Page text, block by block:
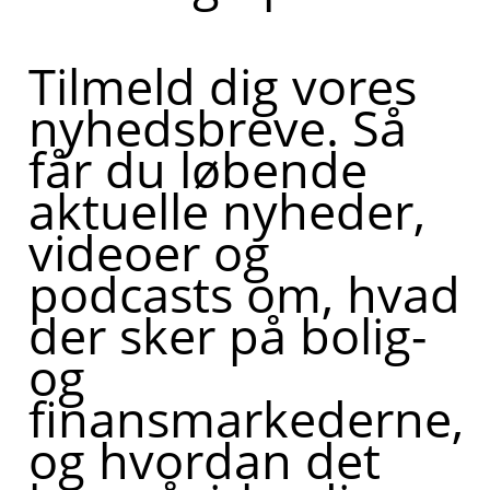
Tilmeld dig vores
nyhedsbreve. Så
får du løbende
aktuelle nyheder,
videoer og
podcasts om, hvad
der sker på bolig-
og
finansmarkederne,
og hvordan det